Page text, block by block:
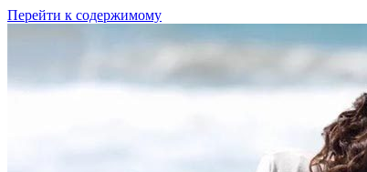
Перейти к содержимому